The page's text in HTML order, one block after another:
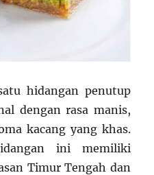
hidangan penutup
dengan rasa manis,
kacang yang khas.
ini memiliki
Timur Tengah dan